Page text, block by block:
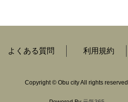
よくある質問 利用規約
Copyright © Obu city All rights reserved.